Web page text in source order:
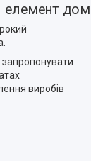
елемент
запропонувати
виробів